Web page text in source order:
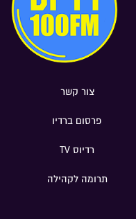
צור קשר
פרסום ברדיו
רדיוס TV
תרומה לקהילה